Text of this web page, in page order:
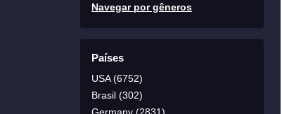
Navegar por gêneros
Países
USA (6752)
Brasil (302)
Germany (2831)